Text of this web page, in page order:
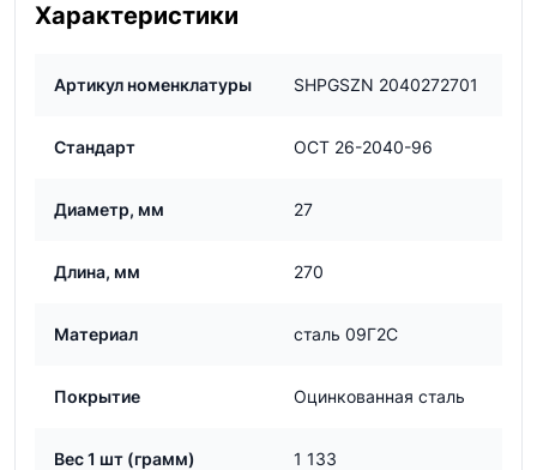
Характеристики
Артикул номенклатуры SHPGSZN 2040272701
Стандарт ОСТ 26-2040-96
Диаметр, мм 27
Длина, мм 270
Материал сталь 09Г2С
Покрытие Оцинкованная сталь
Вес 1 шт (грамм) 1 133